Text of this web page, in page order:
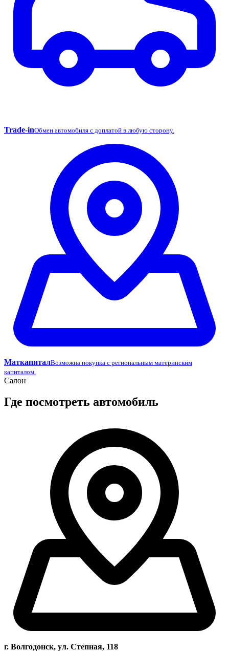
Trade-inОбмен автомобиля с доплатой в любую сторону.
МаткапиталВозможна покупка с региональным материнским
капиталом.
Салон
Где посмотреть автомобиль
г. Волгодонск, ул. Степная, 118